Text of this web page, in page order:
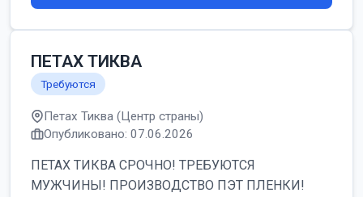
ПЕТАХ ТИКВА
Требуются
Петах Тиква (Центр страны)
Опубликовано: 07.06.2026
ПЕТАХ ТИКВА СРОЧНО! ТРЕБУЮТСЯ
МУЖЧИНЫ! ПРОИЗВОДСТВО ПЭТ ПЛЕНКИ!